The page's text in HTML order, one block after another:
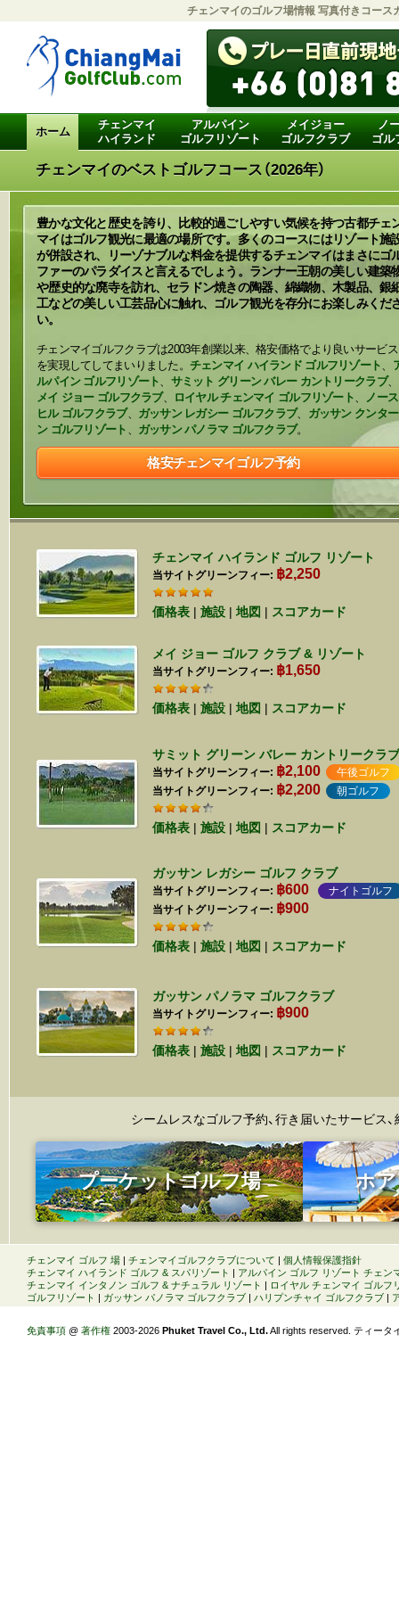
チェンマイのゴルフ場情報 写真付きコー
ホーム
チェンマイ
ハイランド
アルパイン
ゴルフリゾート
メイジョー
ゴルフクラブ
ノ
ゴル
チェンマイのベストゴルフコース（2026年）
豊かな文化と歴史を誇り、比較的過ごしやすい気候を持つ古都チェ
マイはゴルフ観光に最適の場所です。多くのコースにはリゾート施
が併設され、リーゾナブルな料金を提供するチェンマイはまさにゴ
ファーのパラダイスと言えるでしょう。ランナー王朝の美しい建築
や歴史的な廃寺を訪れ、セラドン焼きの陶器、綿織物、木製品、銀
工などの美しい工芸品心に触れ、ゴルフ観光を存分にお楽しみくだ
い。
チェンマイゴルフクラブは2003年創業以来、格安価格でより良いサービス
を実現してしてまいりました。 チェンマイ ハイランド ゴルフリゾート、
ルパイン ゴルフリゾート、 サミット グリーン バレー カントリークラブ、
メイ ジョー ゴルフクラブ、 ロイヤル チェンマイ ゴルフリゾート、
ノース
ヒル ゴルフクラブ、 ガッサン レガシー ゴルフクラブ、 ガッサン クンター
ン ゴルフリゾート 、 ガッサン パノラマ ゴルフクラブ。
格安チェンマイゴルフ予約
チェンマイ ハイランド ゴルフ リゾート
当サイトグリーンフィー: ฿2,250
価格表 | 施設 | 地図 | スコアカード
メイ ジョー ゴルフ クラブ & リゾート
当サイトグリーンフィー: ฿1,650
価格表 | 施設 | 地図 | スコアカード
サミット グリーン バレー カントリークラブ
当サイトグリーンフィー: ฿2,100
午後ゴルフ
当サイトグリーンフィー: ฿2,200 朝ゴルフ
価格表 | 施設 | 地図 | スコアカード
ガッサン レガシー ゴルフ クラブ
当サイトグリーンフィー: ฿600
ナイトゴルフ
当サイトグリーンフィー: ฿900
価格表 | 施設 | 地図 | スコアカード
ガッサン パノラマ ゴルフクラブ
当サイトグリーンフィー: ฿900
価格表 | 施設 | 地図 | スコアカード
シームレスなゴルフ予約、行き届いたサービス
プーケットゴルフ場 ホ
チェンマイ ゴルフ 場 | チェンマイゴルフクラブについて | 個人情報保護指針
チェンマイ ハイランド ゴルフ & スパリゾート | アルパイン ゴルフ リゾート チェン
チェンマイ インタノン ゴルフ & ナチュラル リゾート | ロイヤル チェンマイ ゴルフ
ゴルフリゾート | ガッサン パノラマ ゴルフクラブ | ハリプンチャイ ゴルフクラブ |
免責事項 @ 著作権 2003-2026 Phuket Travel Co., Ltd.All rights reserved. ティータ